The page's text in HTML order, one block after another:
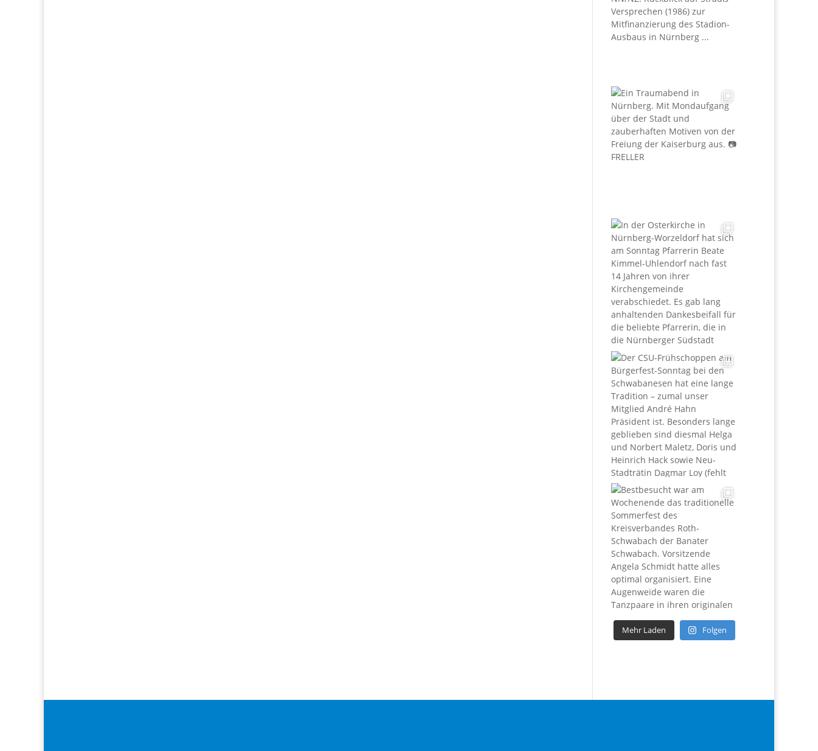
Mehr Laden Folgen